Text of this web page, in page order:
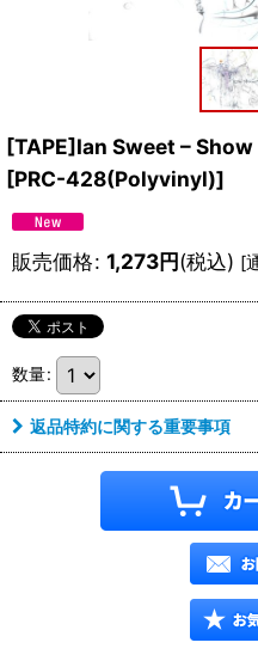
[TAPE]Ian Sweet –
[PRC-428(Polyvinyl)]
販売価格: 1,273円(税込) [
数量:
返品特約に関する重要事項